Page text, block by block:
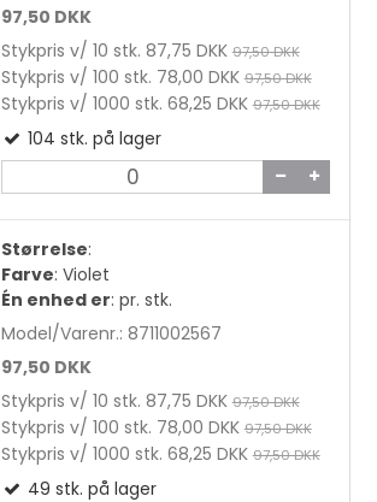
97,50 DKK
Stykpris v/ 10 stk. 87,75 DKK 97,50 DKK
Stykpris v/ 100 stk. 78,00 DKK 97,50 DKK
Stykpris v/ 1000 stk. 68,25 DKK 97,50 DKK
104 stk. på lager
Størrelse:
Farve: Violet
Én enhed er: pr. stk.
Model/Varenr.: 8711002567
97,50 DKK
Stykpris v/ 10 stk. 87,75 DKK 97,50 DKK
Stykpris v/ 100 stk. 78,00 DKK 97,50 DKK
Stykpris v/ 1000 stk. 68,25 DKK 97,50 DKK
49 stk. på lager